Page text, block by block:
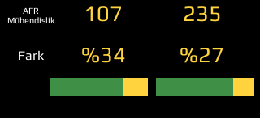
AFR
Mühendislik
107 235
Fark %34 %27